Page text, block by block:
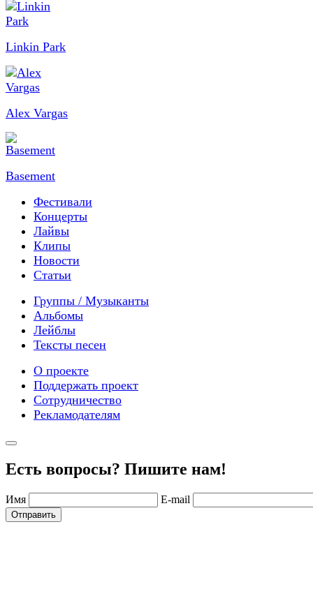
Linkin Park
Alex Vargas
Basement
Фестивали
Концерты
Лайвы
Клипы
Новости
Статьи
Группы / Музыканты
Альбомы
Лейблы
Тексты песен
О проекте
Поддержать проект
Сотрудничество
Рекламодателям
Есть вопросы? Пишите нам!
Имя E-mail